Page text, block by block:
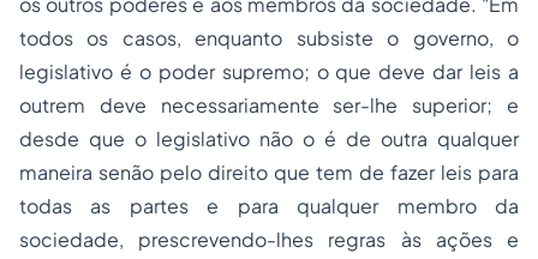
todos os casos, enquanto subsiste o governo, o
legislativo é o poder supremo; o que deve dar leis a
outrem deve necessariamente ser-lhe superior; e
desde que o legislativo não o é de outra qualquer
maneira senão pelo direito que tem de fazer leis para
todas as partes e para qualquer membro da
sociedade, prescrevendo-lhes regras às ações e